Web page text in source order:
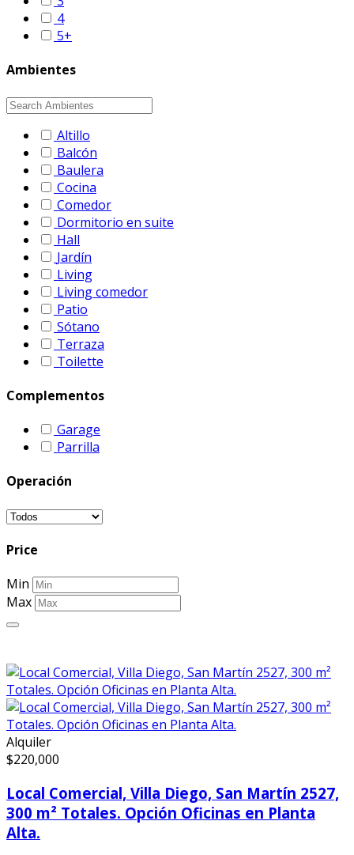
4
5+
Ambientes
Altillo
Balcón
Baulera
Cocina
Comedor
Dormitorio en suite
Hall
Jardín
Living
Living comedor
Patio
Sótano
Terraza
Toilette
Complementos
Garage
Parrilla
Operación
Price
Min
Max
Alquiler
$220,000
Local Comercial, Villa Diego, San Martín 2527,
300 m² Totales. Opción Oficinas en Planta
Alta.